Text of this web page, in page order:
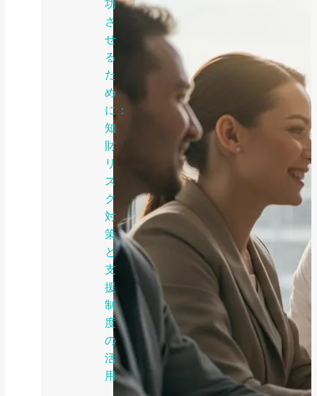
功
さ
せ
る
た
め
に：
知
財
リ
ス
ク
対
策
と
支
援
制
度
の
活
用